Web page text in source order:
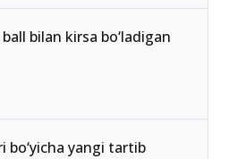
bilan kirsa bo‘ladigan
yangi tartib